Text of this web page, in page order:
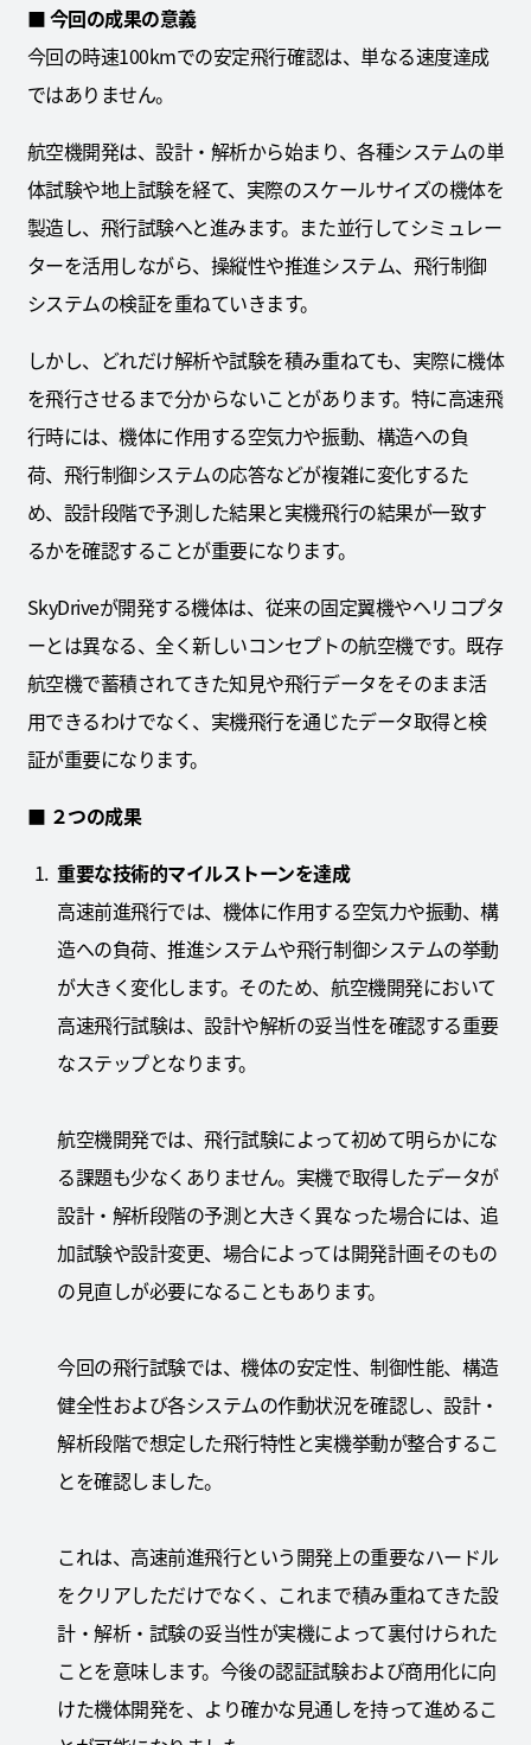
■ 今回の成果の意義
今回の時速100kmでの安定飛行確認は、単なる速度達成
ではありません。
航空機開発は、設計・解析から始まり、各種システムの単
体試験や地上試験を経て、実際のスケールサイズの機体を
製造し、飛行試験へと進みます。また並行してシミュレー
ターを活用しながら、操縦性や推進システム、飛行制御
システムの検証を重ねていきます。
しかし、どれだけ解析や試験を積み重ねても、実際に機体
を飛行させるまで分からないことがあります。特に高速飛
行時には、機体に作用する空気力や振動、構造への負
荷、飛行制御システムの応答などが複雑に変化するた
め、設計段階で予測した結果と実機飛行の結果が一致す
るかを確認することが重要になります。
SkyDriveが開発する機体は、従来の固定翼機やヘリコプタ
ーとは異なる、全く新しいコンセプトの航空機です。既存
航空機で蓄積されてきた知見や飛行データをそのまま活
用できるわけでなく、実機飛行を通じたデータ取得と検
証が重要になります。
■ ２つの成果
重要な技術的マイルストーンを達成
高速前進飛行では、機体に作用する空気力や振動、構
造への負荷、推進システムや飛行制御システムの挙動
が大きく変化します。そのため、航空機開発において
高速飛行試験は、設計や解析の妥当性を確認する重要
なステップとなります。
航空機開発では、飛行試験によって初めて明らかにな
る課題も少なくありません。実機で取得したデータが
設計・解析段階の予測と大きく異なった場合には、追
加試験や設計変更、場合によっては開発計画そのもの
の見直しが必要になることもあります。
今回の飛行試験では、機体の安定性、制御性能、構造
健全性および各システムの作動状況を確認し、設計・
解析段階で想定した飛行特性と実機挙動が整合するこ
とを確認しました。
これは、高速前進飛行という開発上の重要なハードル
をクリアしただけでなく、これまで積み重ねてきた設
計・解析・試験の妥当性が実機によって裏付けられた
ことを意味します。今後の認証試験および商用化に向
けた機体開発を、より確かな見通しを持って進めるこ